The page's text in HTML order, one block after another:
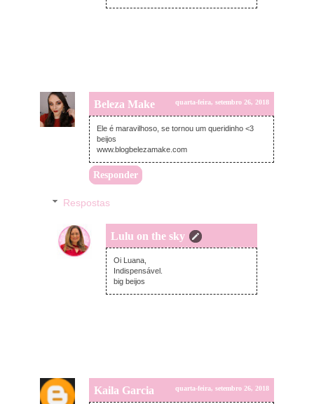
Beleza Make quarta-feira, setembro 26, 2018
Ele é maravilhoso, se tornou um queridinho <3
beijos
www.blogbelezamake.com
Responder
Respostas
Lulu on the sky
quinta-feira, setembro 27, 2018
Oi Luana,
Indispensável.
big beijos
Kaila Garcia quarta-feira, setembro 26, 2018